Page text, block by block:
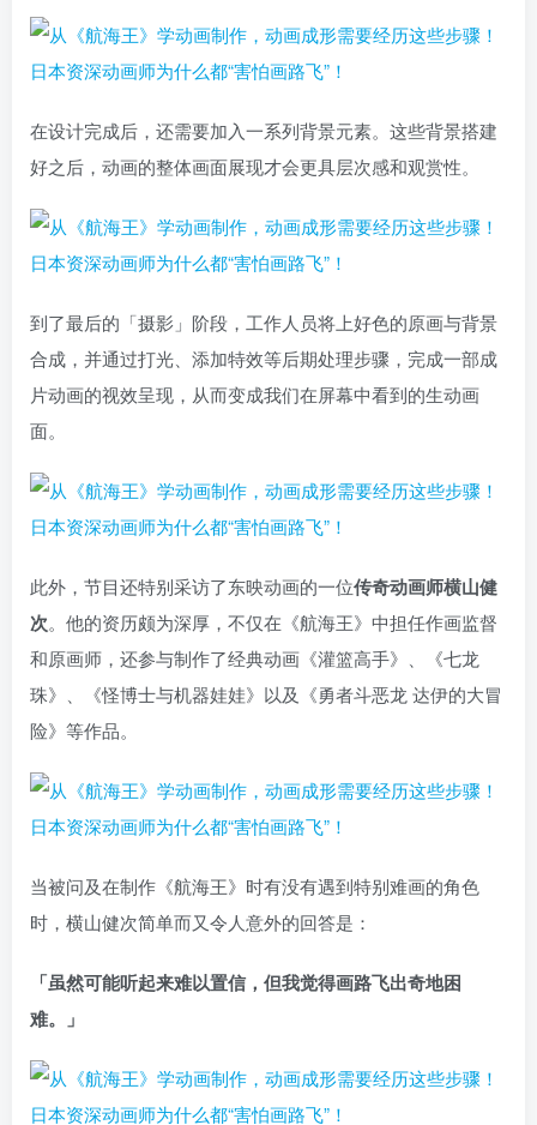
在设计完成后，还需要加入一系列背景元素。这些背景搭建
好之后，动画的整体画面展现才会更具层次感和观赏性。
到了最后的「摄影」阶段，工作人员将上好色的原画与背景
合成，并通过打光、添加特效等后期处理步骤，完成一部成
片动画的视效呈现，从而变成我们在屏幕中看到的生动画
面。
此外，节目还特别采访了东映动画的一位传奇动画师横山健
次。他的资历颇为深厚，不仅在《航海王》中担任作画监督
和原画师，还参与制作了经典动画《灌篮高手》、《七龙
珠》、《怪博士与机器娃娃》以及《勇者斗恶龙 达伊的大冒
险》等作品。
当被问及在制作《航海王》时有没有遇到特别难画的角色
时，横山健次简单而又令人意外的回答是：
「虽然可能听起来难以置信，但我觉得画路飞出奇地困
难。」